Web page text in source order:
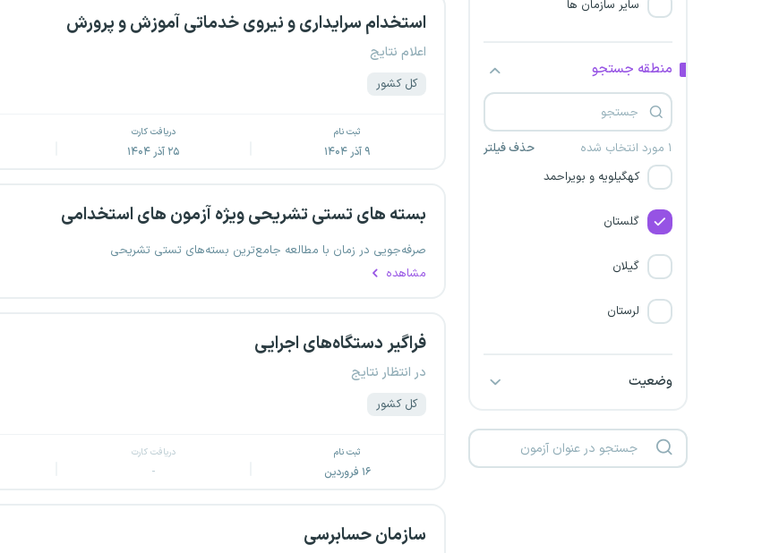
سایر سازمان ها
منطقه جستجو
۱ مورد انتخاب شده حذف فیلتر
کرمان
کرمانشاه
کهگیلویه و بویراحمد
گلستان
گیلان
لرستان
هرمزگان
وضعیت
استخدام سرایداری و نیروی خدماتی آموزش و پرورش
اعلام نتایج
کل کشور
ثبت نام
۹ آذر ۱۴۰۴
دریافت کارت
۲۵ آذر ۱۴۰۴
بسته های تستی تشریحی ویژه آزمون های استخدامی
صرفه‌جویی در زمان با مطالعه جامع‌ترین بسته‌های تستی تشریحی
مشاهده
فراگیر دستگاه‌های اجرایی
در انتظار نتایج
کل کشور
ثبت نام
۱۶ فروردین
دریافت کارت
-
سازمان حسابرسی